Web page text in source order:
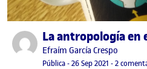
Publicado porLa antropología en
Publicado por
Efraím García Crespo
Visibilidad:
Pública-Fecha de publicación
26 Sep 2021 26
-2